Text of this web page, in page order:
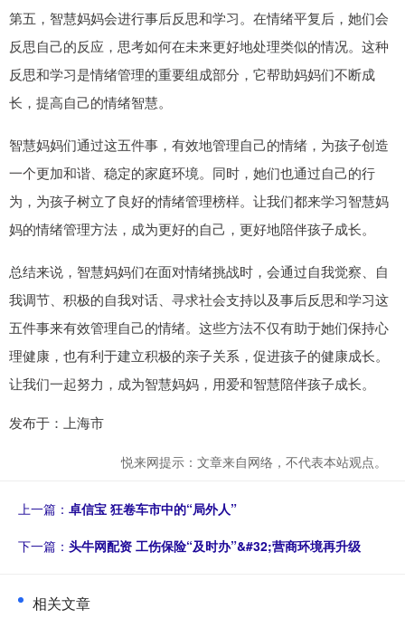
第五，智慧妈妈会进行事后反思和学习。在情绪平复后，她们会
反思自己的反应，思考如何在未来更好地处理类似的情况。这种
反思和学习是情绪管理的重要组成部分，它帮助妈妈们不断成
长，提高自己的情绪智慧。
智慧妈妈们通过这五件事，有效地管理自己的情绪，为孩子创造
一个更加和谐、稳定的家庭环境。同时，她们也通过自己的行
为，为孩子树立了良好的情绪管理榜样。让我们都来学习智慧妈
妈的情绪管理方法，成为更好的自己，更好地陪伴孩子成长。
总结来说，智慧妈妈们在面对情绪挑战时，会通过自我觉察、自
我调节、积极的自我对话、寻求社会支持以及事后反思和学习这
五件事来有效管理自己的情绪。这些方法不仅有助于她们保持心
理健康，也有利于建立积极的亲子关系，促进孩子的健康成长。
让我们一起努力，成为智慧妈妈，用爱和智慧陪伴孩子成长。
发布于：上海市
悦来网提示：文章来自网络，不代表本站观点。
上一篇： 卓信宝 狂卷车市中的“局外人”
下一篇： 头牛网配资 工伤保险“及时办”&#32;营商环境再升级
相关文章